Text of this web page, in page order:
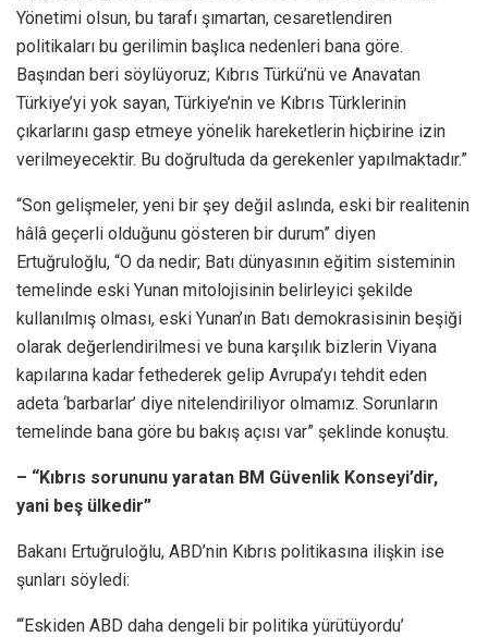
Yönetimi olsun, bu tarafı şımartan, cesaretlendiren
politikaları bu gerilimin başlıca nedenleri bana göre.
Başından beri söylüyoruz; Kıbrıs Türkü’nü ve Anavatan
Türkiye’yi yok sayan, Türkiye’nin ve Kıbrıs Türklerinin
çıkarlarını gasp etmeye yönelik hareketlerin hiçbirine izin
verilmeyecektir. Bu doğrultuda da gerekenler yapılmaktadır.”
“Son gelişmeler, yeni bir şey değil aslında, eski bir realitenin
hâlâ geçerli olduğunu gösteren bir durum” diyen
Ertuğruloğlu, “O da nedir; Batı dünyasının eğitim sisteminin
temelinde eski Yunan mitolojisinin belirleyici şekilde
kullanılmış olması, eski Yunan’ın Batı demokrasisinin beşiği
olarak değerlendirilmesi ve buna karşılık bizlerin Viyana
kapılarına kadar fethederek gelip Avrupa’yı tehdit eden
adeta ‘barbarlar’ diye nitelendiriliyor olmamız. Sorunların
temelinde bana göre bu bakış açısı var” şeklinde konuştu.
– “Kıbrıs sorununu yaratan BM Güvenlik Konseyi’dir,
yani beş ülkedir”
Bakanı Ertuğruloğlu, ABD’nin Kıbrıs politikasına ilişkin ise
şunları söyledi:
“‘Eskiden ABD daha dengeli bir politika yürütüyordu’